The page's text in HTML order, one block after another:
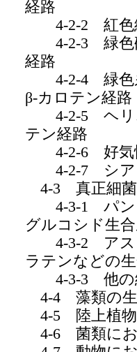
経路
4-2-2 紅色
4-2-3 緑色硫
経路
4-2-4 緑色糸
β-カロテン経路
4-2-5 ヘリ
テン経路
4-2-6 好気
4-2-7 シア
4-3 真正細菌
4-3-1 パン
グルコシド生
4-3-2 アス
ラテンなどの
4-3-3 他の
4-4 藻類の生
4-5 陸上植物
4-6 菌類にお